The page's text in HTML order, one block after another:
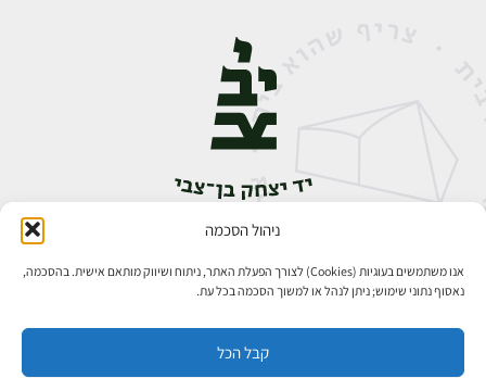
ניהול הסכמה
אנו משתמשים בעוגיות (Cookies) לצורך הפעלת האתר, ניתוח ושיווק מותאם אישית. בהסכמה,
נאסוף נתוני שימוש; ניתן לנהל או למשוך הסכמה בכל עת.
קבל הכל
אבן גבירול 14, רחביה, ירושלים